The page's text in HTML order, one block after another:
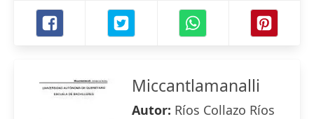
Miccantlamanalli
Autor: Ríos Collazo Ríos